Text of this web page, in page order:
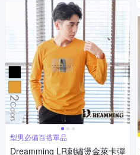
型男必備百搭單品
Dreamming LR刺繡燙金萊卡彈